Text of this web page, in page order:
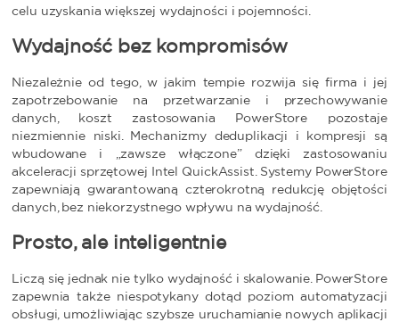
celu uzyskania większej wydajności i pojemności.
Wydajność bez kompromisów
Niezależnie od tego, w jakim tempie rozwija się firma i jej
zapotrzebowanie na przetwarzanie i przechowywanie
danych, koszt zastosowania PowerStore pozostaje
niezmiennie niski. Mechanizmy deduplikacji i kompresji są
wbudowane i „zawsze włączone” dzięki zastosowaniu
akceleracji sprzętowej Intel QuickAssist. Systemy PowerStore
zapewniają gwarantowaną czterokrotną redukcję objętości
danych, bez niekorzystnego wpływu na wydajność.
Prosto, ale inteligentnie
Liczą się jednak nie tylko wydajność i skalowanie. PowerStore
zapewnia także niespotykany dotąd poziom automatyzacji
obsługi, umożliwiając szybsze uruchamianie nowych aplikacji